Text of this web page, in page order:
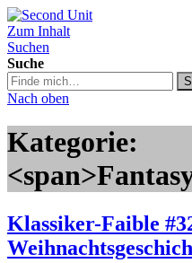
Second Unit
Zum Inhalt
Suchen
Suche
Suche
in
podcast.de/
Nach oben
Kategorie:
Klassiker-Faible